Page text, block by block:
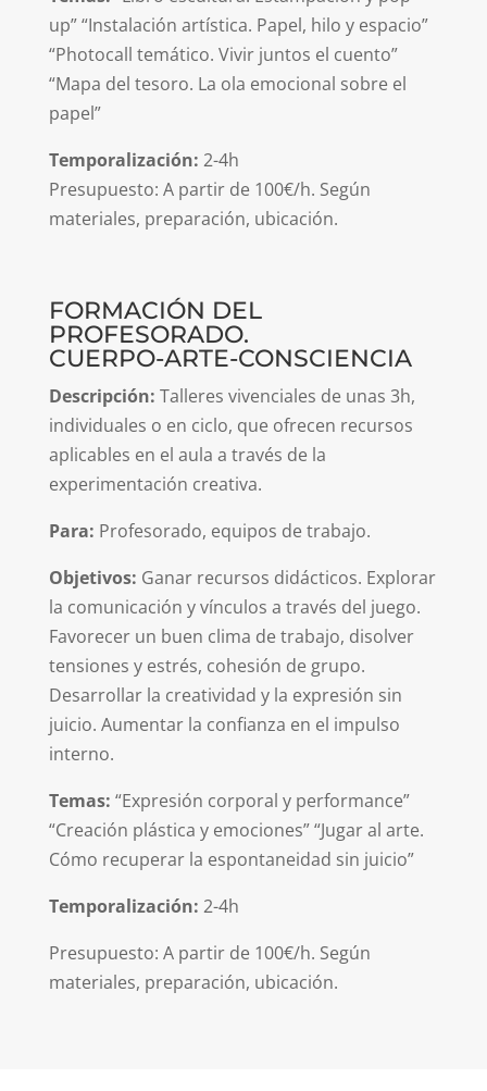
up” “Instalación artística. Papel, hilo y espacio”
“Photocall temático. Vivir juntos el cuento”
“Mapa del tesoro. La ola emocional sobre el
papel”
Temporalización: 2-4h
Presupuesto: A partir de 100€/h. Según
materiales, preparación, ubicación.
FORMACIÓN DEL
PROFESORADO.
CUERPO-ARTE-CONSCIENCIA
Descripción: Talleres vivenciales de unas 3h,
individuales o en ciclo, que ofrecen recursos
aplicables en el aula a través de la
experimentación creativa.
Para: Profesorado, equipos de trabajo.
Objetivos: Ganar recursos didácticos. Explorar
la comunicación y vínculos a través del juego.
Favorecer un buen clima de trabajo, disolver
tensiones y estrés, cohesión de grupo.
Desarrollar la creatividad y la expresión sin
juicio. Aumentar la confianza en el impulso
interno.
Temas: “Expresión corporal y performance”
“Creación plástica y emociones” “Jugar al arte.
Cómo recuperar la espontaneidad sin juicio”
Temporalización: 2-4h
Presupuesto: A partir de 100€/h. Según
materiales, preparación, ubicación.